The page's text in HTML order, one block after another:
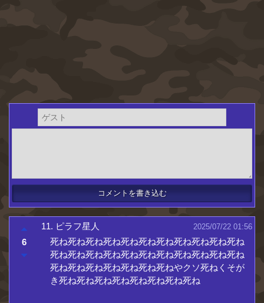
11. ピラフ星人 2025/07/22 01:56
死ね死ね死ね死ね死ね死ね死ね死ね死ね死ね死ね
死ね死ね死ね死ね死ね死ね死ね死ね死ね死ね死ね
死ね死ね死ね死ね死ね死ね死ねやクソ死ねくそが
き死ね死ね死ね死ね死ね死ね死ね死ね
6